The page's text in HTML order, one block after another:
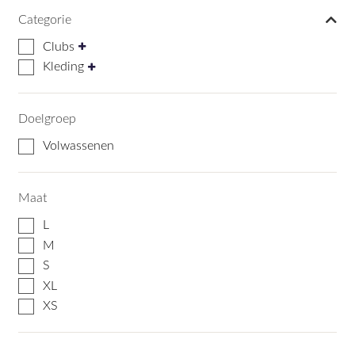
Categorie
Clubs
Kleding
Doelgroep
Volwassenen
Maat
L
M
S
XL
XS